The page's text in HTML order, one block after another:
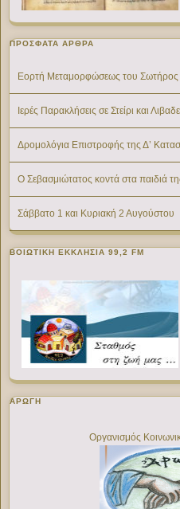
ΠΡΌΣΦΑΤΑ ΆΡΘΡΑ
Εορτή Μεταμορφώσεως του Σωτήρος
Ιερές Παρακλήσεις σε Στείρι και
Δρομολόγια Επιστροφής της Δ’
Ο Σεβασμιώτατος κοντά στα παιδιά
Σάββατο 1 και Κυριακή 2 Αυγούστου
ΒΟΙΩΤΙΚΉ ΕΚΚΛΗΣΊΑ 99,2 FM
ΑΡΩΓΗ
Οργανισμός